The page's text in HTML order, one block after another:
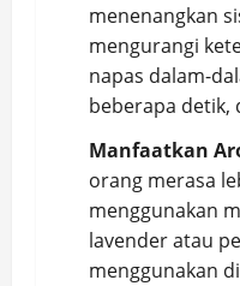
menenangkan
mengurangi
napas dalam-
beberapa detik,
Manfaatkan
orang merasa
menggunakan
lavender atau
menggunakan